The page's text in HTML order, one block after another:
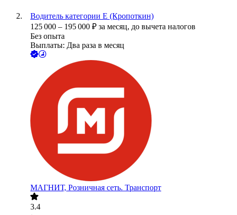
Водитель категории Е (Кропоткин)
125 000 – 195 000 ₽ за месяц, до вычета налогов
Без опыта
Выплаты: Два раза в месяц
МАГНИТ, Розничная сеть. Транспорт
3.4